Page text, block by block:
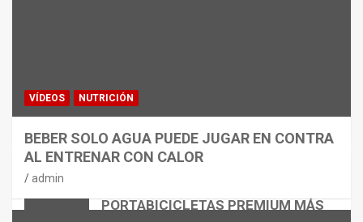
PORTABICICLETAS PREMIUM MÁS
VÍDEOS NUTRICIÓN
BEBER SOLO AGUA PUEDE JUGAR EN CONTRA
AL ENTRENAR CON CALOR
admin